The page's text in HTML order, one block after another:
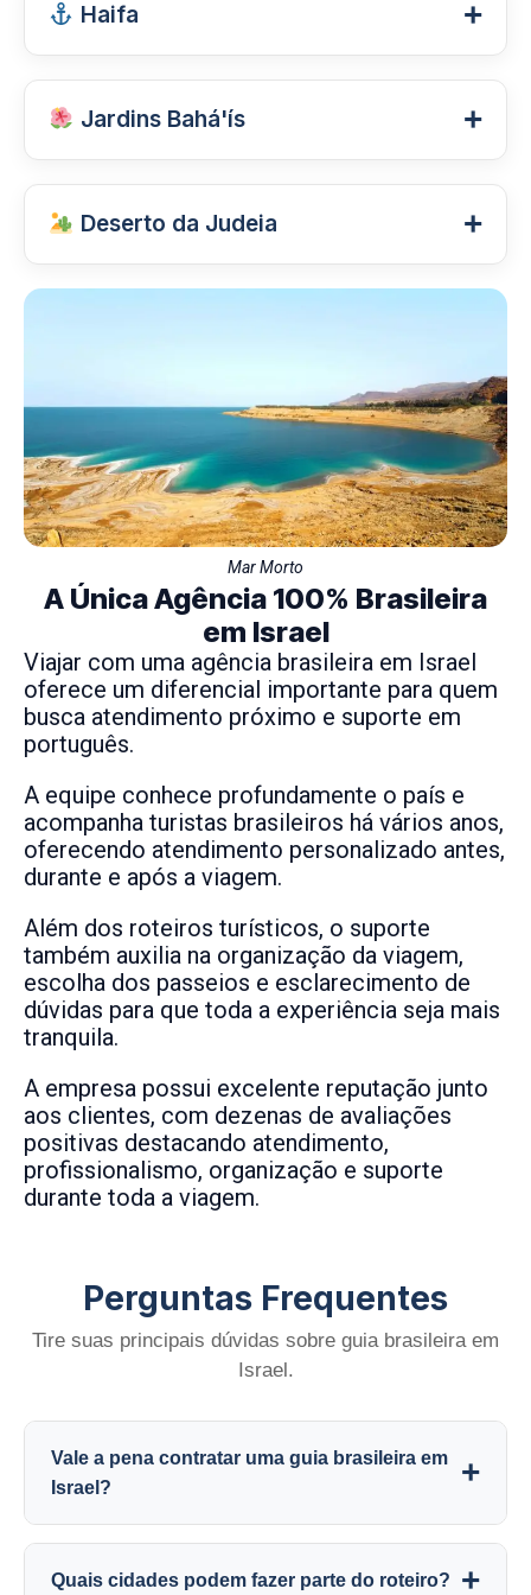
por suas praias, gastronomia,
arquitetura Bauhaus e vida noturna.
Haifa +
Cidade costeira conhecida pelos
Jardins Bahá'ís, pelo porto e pelas
belas paisagens do Monte Carmelo.
Jardins Bahá'ís +
Patrimônio Mundial da UNESCO, os
jardins em terraços são considerados
um dos lugares mais bonitos de
Deserto da Judeia +
Região de paisagens
rochosas únicas no Oriente Médio.
Mar Morto
A Única Agência 100% Brasileira
em Israel
Viajar com uma agência brasileira em Israel
oferece um diferencial importante para quem
busca atendimento próximo e suporte em
português.
A equipe conhece profundamente o país e
acompanha turistas brasileiros há vários anos,
oferecendo atendimento personalizado antes,
durante e após a viagem.
Além dos roteiros turísticos, o suporte
também auxilia na organização da viagem,
escolha dos passeios e esclarecimento de
dúvidas para que toda a experiência seja mais
tranquila.
A empresa possui excelente reputação junto
aos clientes, com dezenas de avaliações
positivas destacando atendimento,
profissionalismo, organização e suporte
durante toda a viagem.
Perguntas Frequentes
Tire suas principais dúvidas sobre guia brasileira em
Israel.
Vale a pena contratar uma guia brasileira em
Israel?
+
Quais cidades podem fazer parte do roteiro? +